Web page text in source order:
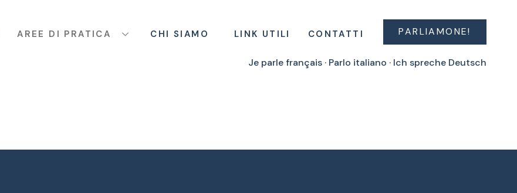
AREE DI PRATICA CHI SIAMO LINK UTILI CONTATTI PARLIAMONE!
Je parle français · Parlo italiano · Ich spreche Deutsch